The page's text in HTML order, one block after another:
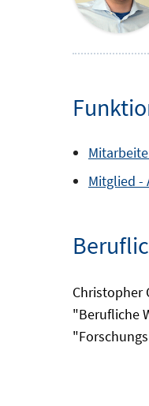
Mitglied -
Christopher
"Berufliche